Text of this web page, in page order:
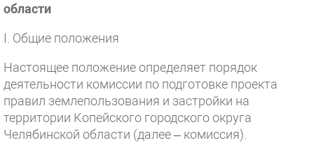
области
I. Общие положения
Настоящее положение определяет порядок
деятельности комиссии по подготовке проекта
правил землепользования и застройки на
территории Копейского городского округа
Челябинской области (далее – комиссия).